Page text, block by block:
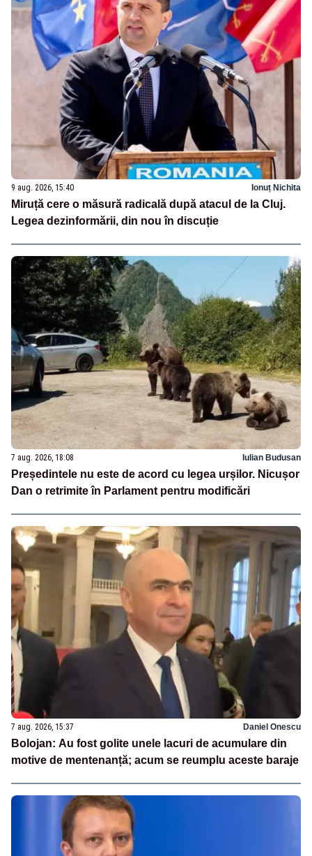
9 aug. 2026, 15:40 Ionuț Nichita
Miruță cere o măsură radicală după atacul de la Cluj.
Legea dezinformării, din nou în discuție
7 aug. 2026, 18:08 Iulian Budusan
Președintele nu este de acord cu legea urșilor. Nicușor
Dan o retrimite în Parlament pentru modificări
7 aug. 2026, 15:37 Daniel Onescu
Bolojan: Au fost golite unele lacuri de acumulare din
motive de mentenanță; acum se reumplu aceste baraje